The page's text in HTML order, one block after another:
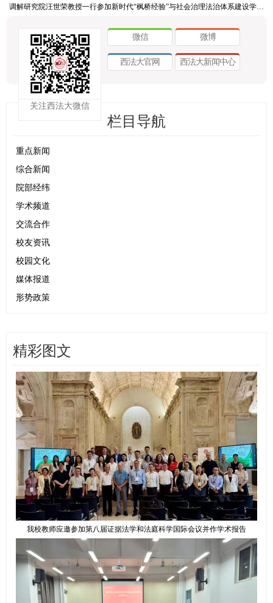
调解研究院汪世荣教授一行参加新时代“枫桥经验”与社会治理法治体系建设学术研讨会
关注西法大微信
微信 微博
西法大官网 西法大新闻中心
栏目导航
重点新闻
综合新闻
院部经纬
学术频道
交流合作
校友资讯
校园文化
媒体报道
形势政策
精彩图文
我校教师应邀参加第八届证据法学和法庭科学国际会议并作学术报告